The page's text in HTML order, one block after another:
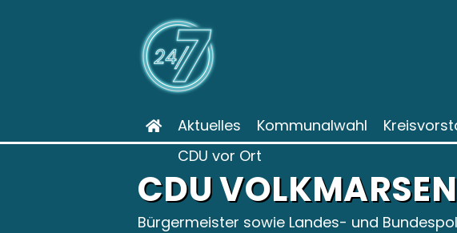
Aktuelles Kommunalwahl
CDU vor Ort
CDU
Bürgermeister sowie Landes- und